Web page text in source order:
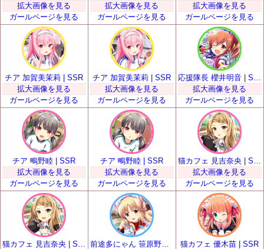
拡大画像を見る
ガールページを見る
拡大画像を見る
ガールページを見る
拡大画像を見る
ガールページを見る
チア 加賀美茉莉 | SSR
拡大画像を見る
ガールページを見る
チア 加賀美茉莉 | SSR
拡大画像を見る
ガールページを見る
拡大画像を見る
ガールページを見る
チア 鴫野睦 | SSR
拡大画像を見る
ガールページを見る
チア 鴫野睦 | SSR
拡大画像を見る
ガールページを見る
拡大画像を見る
ガールページを見る
前途多にゃん 笹原野々花 | SSR
猫カフェ 優木苗 | SSR